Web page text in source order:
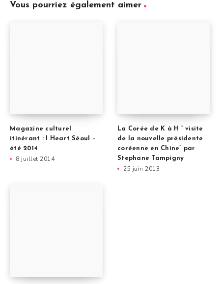
Vous pourriez également aimer
Magazine culturel
itinérant : I Heart Séoul –
été 2014
8 juillet 2014
La Corée de K à H ” visite
de la nouvelle présidente
coréenne en Chine” par
Stephane Tampigny
25 juin 2013